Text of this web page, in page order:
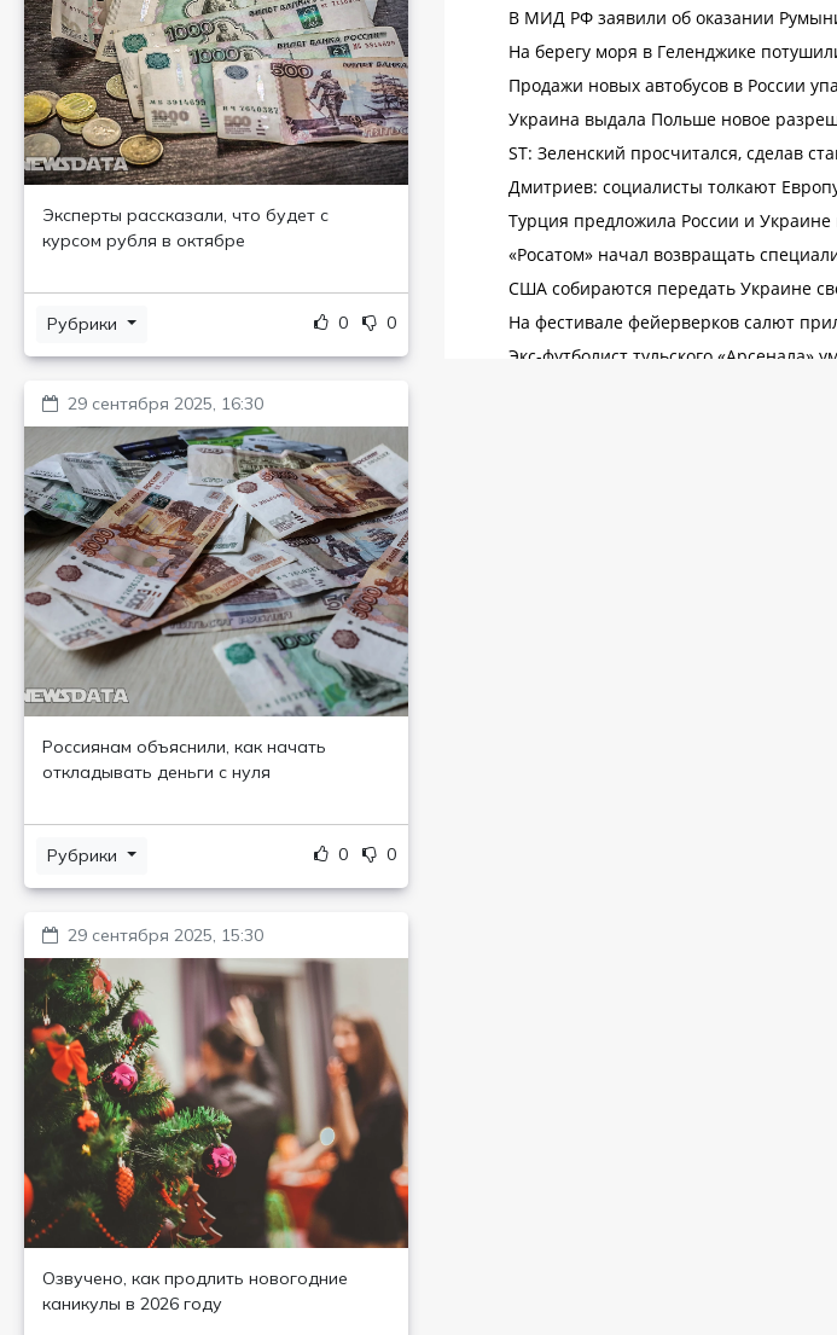
Эксперты рассказали, что будет с
курсом рубля в октябре
Рубрики 0 0
29 сентября 2025, 16:30
Россиянам объяснили, как начать
откладывать деньги с нуля
Рубрики 0 0
29 сентября 2025, 15:30
Озвучено, как продлить новогодние
каникулы в 2026 году